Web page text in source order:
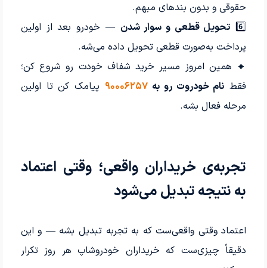
حقوقی و بدون بندهای مبهم.
6️⃣ تحویل قطعی و سوار شدن — خودرو بعد از اولین
پرداخت به‌صورت قطعی تحویل داده می‌شه.
🔸 همین امروز مسیر خرید شفاف خودت رو شروع کن؛
فقط نام خودروت رو به ۹۰۰۰۶۲۵۷ پیامک کن تا اولین
مرحله فعال بشه.
تجربه‌ی خریداران واقعی؛ وقتی اعتماد
به نتیجه تبدیل می‌شود
اعتماد وقتی واقعی‌ست که به تجربه تبدیل بشه — و این
دقیقاً چیزی‌ست که خریداران خودروشاپ هر روز تکرار